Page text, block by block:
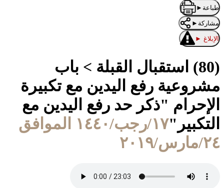
طباعة ►
مشاركة ►
الإبلاغ ►
(80) استقبال القبلة > باب
مشروعية رفع اليدين مع تكبيرة
الإحرام "ذكر حد رفع اليدين مع
التكبير"
١٧/رجب/١٤٤٠ الموافق
٢٤/مارس/٢٠١٩